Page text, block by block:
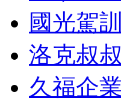
國光駕
洛克叔
久福企